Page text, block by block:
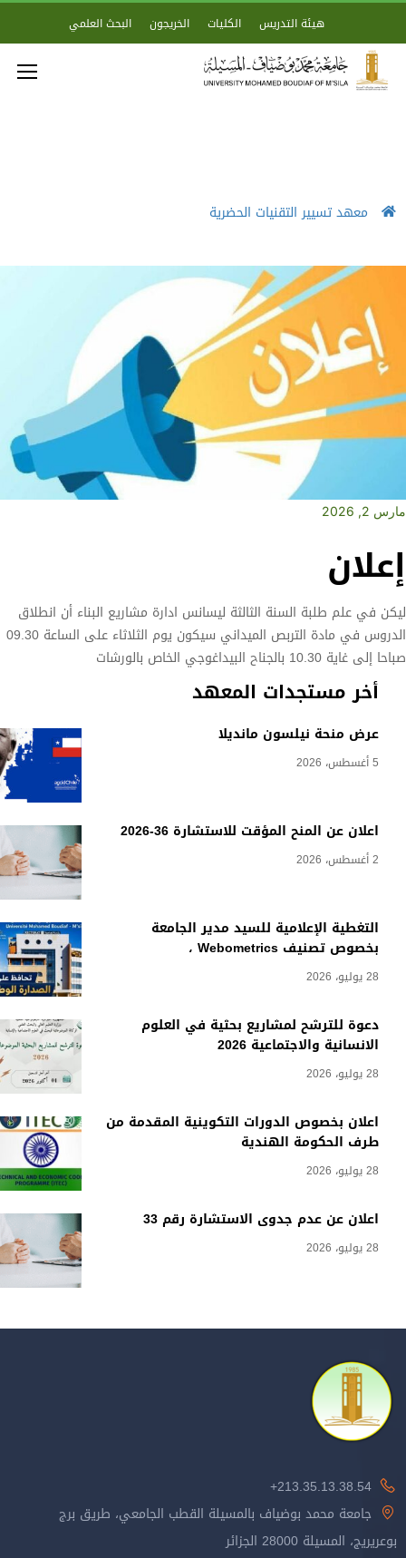
هيئة التدريس الكليات الخريجون البحث العلمي
معهد تسيير التقنيات الحضرية
أخر مستجدات المعهد
عرض منحة نيلسون مانديلا
5 أغسطس، 2026
اعلان عن المنح المؤقت للاستشارة 36-2026
2 أغسطس، 2026
التغطية الإعلامية للسيد مدير الجامعة
بخصوص تصنيف Webometrics ،
28 يوليو، 2026
دعوة للترشح لمشاريع بحثية في العلوم
الانسانية والاجتماعية 2026
28 يوليو، 2026
اعلان بخصوص الدورات التكوينية المقدمة من
طرف الحكومة الهندية
28 يوليو، 2026
اعلان عن عدم جدوى الاستشارة رقم 33
28 يوليو، 2026
مارس 2, 2026
إعلان
ليكن في علم طلبة السنة الثالثة ليسانس ادارة مشاريع البناء أن انطلاق
الدروس في مادة التربص الميداني سيكون يوم الثلاثاء على الساعة 09.30
صباحا إلى غاية 10.30 بالجناح البيداغوجي الخاص بالورشات
213.35.13.38.54+
جامعة محمد بوضياف بالمسيلة القطب الجامعي، طريق برج
بوعريريج، المسيلة 28000 الجزائر